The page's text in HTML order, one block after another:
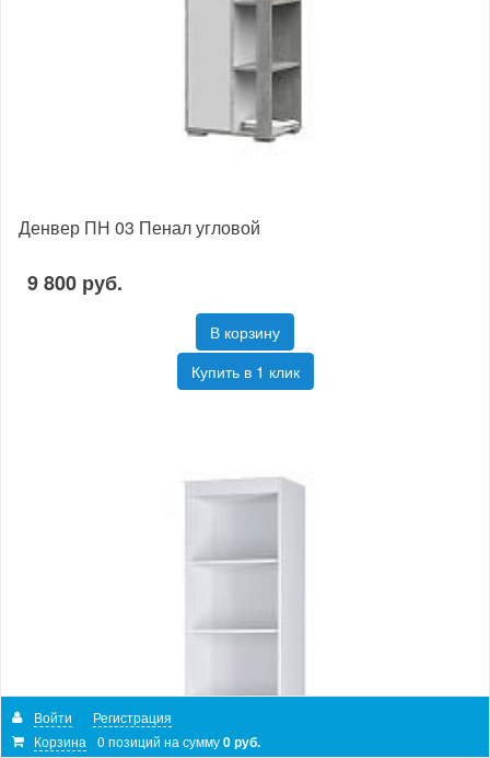
Денвер ПН 03 Пенал угловой
9 800 руб.
В корзину
Купить в 1 клик
Войти
Регистрация
Корзина
0 позиций на сумму0 руб.